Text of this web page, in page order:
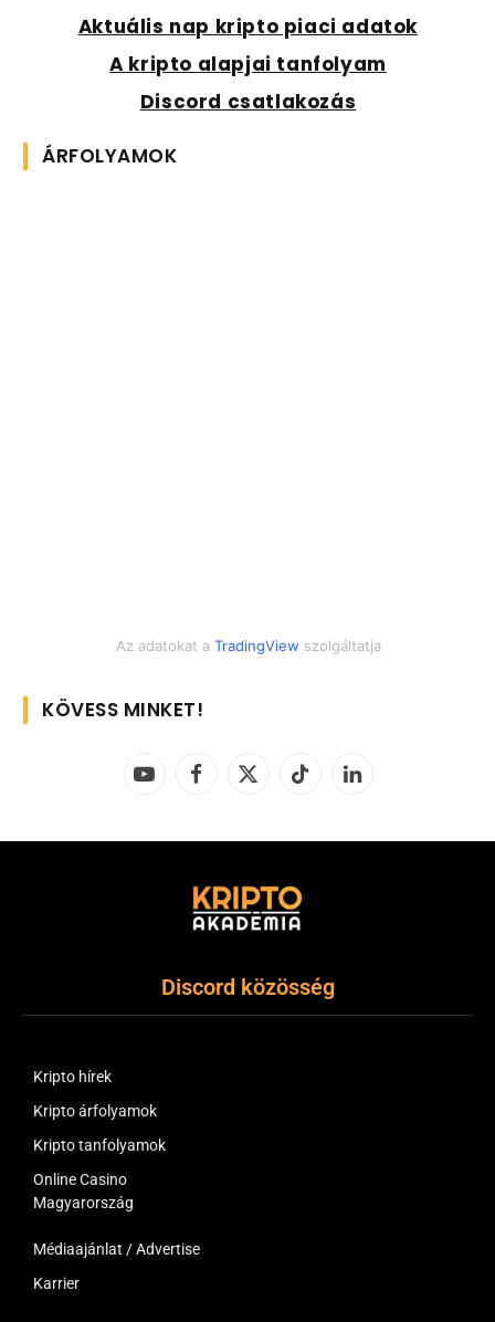
Aktuális nap kripto piaci adatok
A kripto alapjai tanfolyam
Discord csatlakozás
ÁRFOLYAMOK
Az adatokat a TradingView szolgáltatja
KÖVESS MINKET!
YouTubeFacebook
X
TikTok LinkedIn
Discord közösség
Kripto hírek
Kripto árfolyamok
Kripto tanfolyamok
Online Casino
Magyarország
Médiaajánlat / Advertise
Karrier